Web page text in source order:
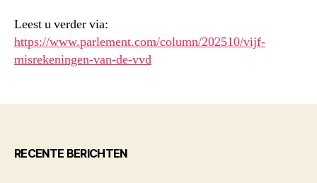
Leest u verder via:
https://www.parlement.com/column/202510/vijf-
misrekeningen-van-de-vvd
RECENTE BERICHTEN